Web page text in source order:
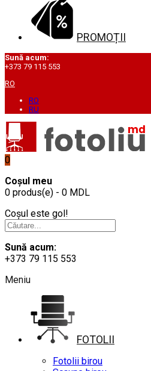
PROMOȚII
Sună acum:
+373 79 115 553
RO
RO
RU
0
Coșul meu
0 produs(e) - 0 MDL
Coșul este gol!
Sună acum:
+373 79 115 553
Meniu
FOTOLII
Fotolii birou